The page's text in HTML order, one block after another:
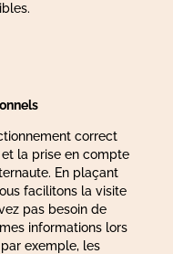
correct
la prise en compte
En plaçant
facilitons la visite
pas besoin de
informations lors
exemple, les